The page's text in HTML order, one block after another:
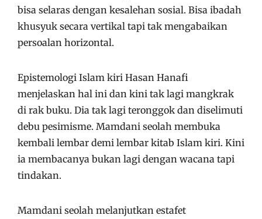
bisa selaras dengan kesalehan sosial. Bisa ibadah
khusyuk secara vertikal tapi tak mengabaikan
persoalan horizontal.
Epistemologi Islam kiri Hasan Hanafi
menjelaskan hal ini dan kini tak lagi mangkrak
di rak buku. Dia tak lagi teronggok dan diselimuti
debu pesimisme. Mamdani seolah membuka
kembali lembar demi lembar kitab Islam kiri. Kini
ia membacanya bukan lagi dengan wacana tapi
tindakan.
Mamdani seolah melanjutkan estafet